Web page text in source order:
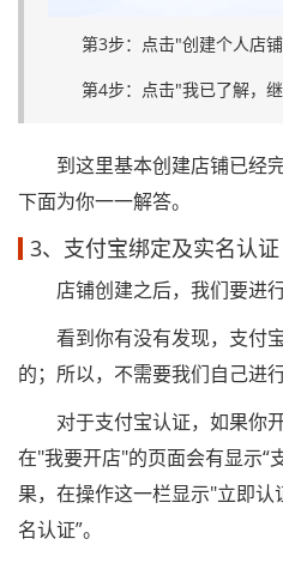
第3步：点击"创建个人店铺
第4步：点击"我已了解，继
到这里基本创建店铺已经
下面为你一一解答。
3、支付宝绑定及实名认证
店铺创建之后，我们要进行
看到你有没有发现，支付
的；所以，不需要我们自己进
对于支付宝认证，如果你开
在"我要开店"的页面会有显示“
果，在操作这一栏显示"立即
名认证”。